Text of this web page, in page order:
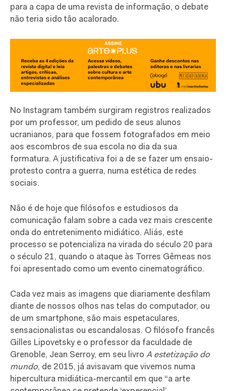
para a capa de uma revista de informação, o debate
não teria sido tão acalorado.
No Instagram também surgiram registros realizados
por um professor, um pedido de seus alunos
ucranianos, para que fossem fotografados em meio
aos escombros de sua escola no dia da sua
formatura. A justificativa foi a de se fazer um ensaio-
protesto contra a guerra, numa estética de redes
sociais.
Não é de hoje que filósofos e estudiosos da
comunicação falam sobre a cada vez mais crescente
onda do entretenimento midiático. Aliás, este
processo se potencializa na virada do século 20 para
o século 21, quando o ataque às Torres Gêmeas nos
foi apresentado como um evento cinematográfico.
Cada vez mais as imagens que diariamente desfilam
diante de nossos olhos nas telas do computador, ou
de um smartphone, são mais espetaculares,
sensacionalistas ou escandalosas. O filósofo francês
Gilles Lipovetsky e o professor da faculdade de
Grenoble, Jean Serroy, em seu livro A estetização do
mundo, de 2015, já avisavam que vivemos numa
hipercultura midiática-mercantil em que “a arte